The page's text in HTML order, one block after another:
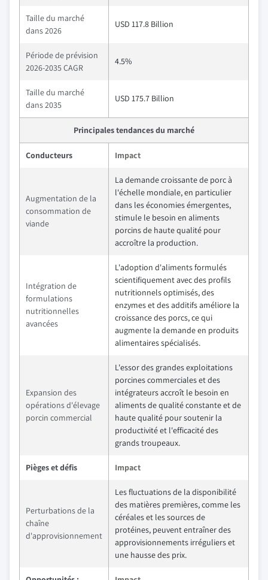
Taille du marché
dans 2026
USD 117.8 Billion
Période de prévision
2026-2035 CAGR
4.5%
Taille du marché
dans 2035
USD 175.7 Billion
Principales tendances du marché
Conducteurs Impact
Augmentation de la
consommation de
viande
La demande croissante de porc à
l'échelle mondiale, en particulier
dans les économies émergentes,
stimule le besoin en aliments
porcins de haute qualité pour
accroître la production.
Intégration de
formulations
nutritionnelles
avancées
L'adoption d'aliments formulés
scientifiquement avec des profils
nutritionnels optimisés, des
enzymes et des additifs améliore la
croissance des porcs, ce qui
augmente la demande en produits
alimentaires spécialisés.
Expansion des
opérations d'élevage
porcin commercial
L'essor des grandes exploitations
porcines commerciales et des
intégrateurs accroît le besoin en
aliments de qualité constante et de
haute qualité pour soutenir la
productivité et l'efficacité des
grands troupeaux.
Pièges et défis Impact
Perturbations de la
chaîne
d'approvisionnement
Les fluctuations de la disponibilité
des matières premières, comme les
céréales et les sources de
protéines, peuvent entraîner des
approvisionnements irréguliers et
une hausse des prix.